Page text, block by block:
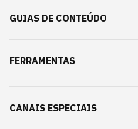
GUIAS DE CONTEÚDO
FERRAMENTAS
CANAIS ESPECIAIS